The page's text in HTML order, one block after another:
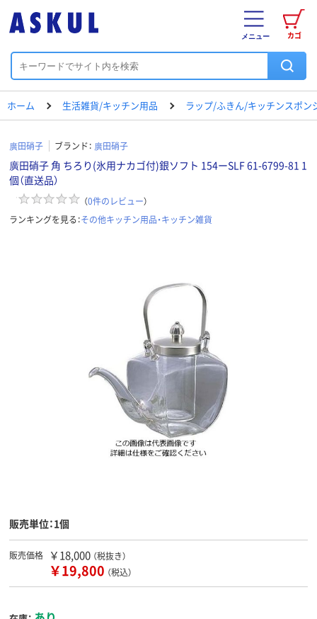
カゴ
メニュー
ホーム 生活雑貨/キッチン用品 ラップ/ふきん/キッチンスポン
廣田硝子 ブランド： 廣田硝子
廣田硝子 角 ちろり(氷用ナカゴ付)銀ソフト 154ーSLF 61-6799-81 1
個（直送品）
（0件のレビュー）
ランキングを見る：その他キッチン用品・キッチン雑貨
販売単位：1個
販売価格 ￥18,000 （税抜き）
￥19,800 （税込）